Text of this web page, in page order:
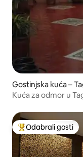
Gostinjska kuća –
Kuća za odmor u
Među najviše
Odabrali gosti